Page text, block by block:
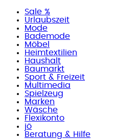
Sale %
Urlaubszeit
Mode
Bademode
Möbel
Heimtextilien
Haushalt
Baumarkt
Sport & Freizeit
Multimedia
Spielzeug
Marken
Wäsche
Flexikonto
jö
Beratung & Hilfe